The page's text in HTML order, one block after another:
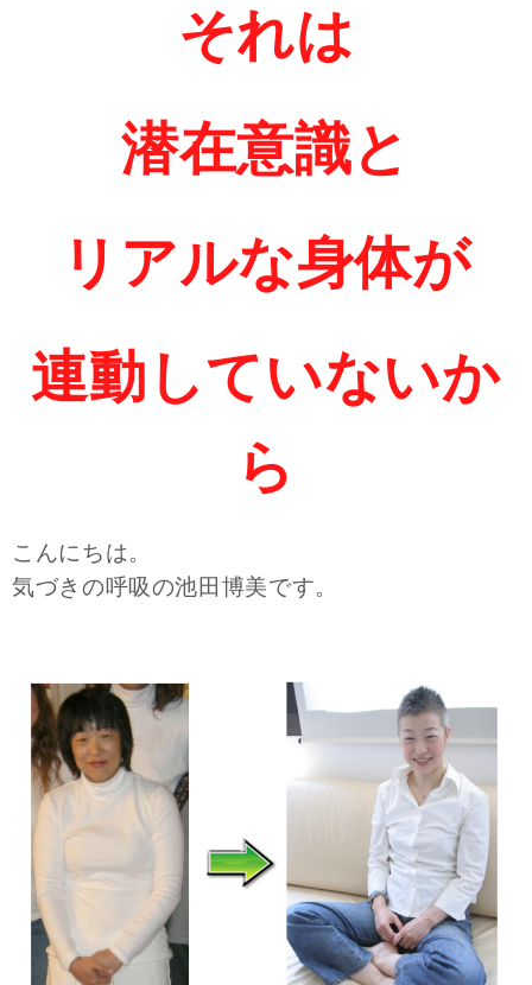
それは
潜在意識と
リアルな身体が
連動していないか
ら
こんにちは。
気づきの呼吸の池田博美です。